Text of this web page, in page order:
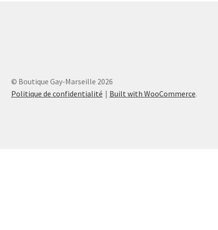
© Boutique Gay-Marseille 2026
Politique de confidentialité
Built with WooCommerce.